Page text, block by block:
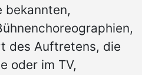
bekannten,
des Auftretens, die
oder im TV,